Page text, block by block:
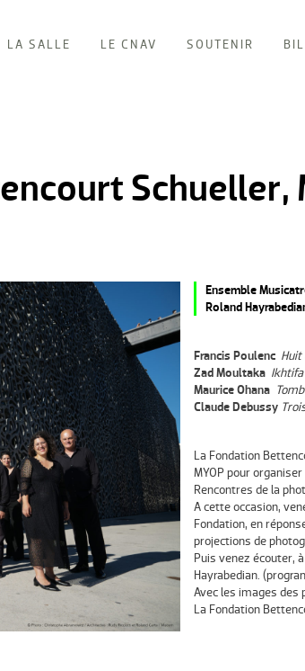
LA SALLE LE CNAV SOUTENIR
Schueller,
Ensemble
Roland
Francis Poulenc Huit
Zad Moultaka Ikhtifa
Maurice Ohana
Claude Debussy
La Fondation
MYOP pour
Rencontres de la
A cette occasion,
Fondation, en
projections de
Puis venez écouter,
Hayrabedian.
Avec les images des
La Fondation